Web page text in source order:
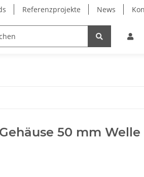
Referenzprojekte News
Lagertechnik
50 mm Welle